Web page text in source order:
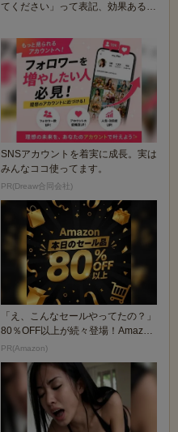
てください」って表記、効果ある
SNSアカウントを着実に成長。実は
みんなココ使ってます。
PR(Dreaw合同会社)
「え、こんなセールやってたの？」
80％OFF以上が続々登場！Amazon
の本気が...
PR(Amazon)